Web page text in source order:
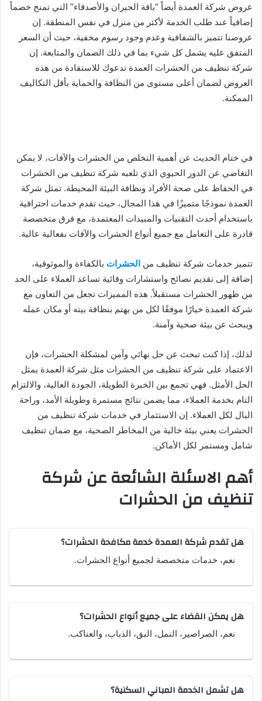
عروض شركة العمدة أيضاً “باقة الجيران والأصدقاء” التي تمنح خصماً
إضافياً عند طلب الخدمة لأكثر من منزل في نفس المنطقة. إن
عروضنا تتميز بالشفافية وعدم وجود رسوم مخفية، حيث أن السعر
المتفق عليه يشمل كل شيء بما في ذلك الضمان والمتابعة. إن
شركة تنظيف من الحشرات العمدة تدعوك للاستفادة من هذه
العروض لضمان أعلى مستوى من النظافة والحماية بأقل التكاليف
الممكنة.
في ختام الحديث عن أهمية التخلص من الحشرات والآفات، لا يمكن
التغاضي عن الدور الحيوي الذي تلعبه شركة تنظيف من الحشرات
في الحفاظ على صحة الأفراد ونظافة البيئة المحيطة. تمثل شركة
العمدة نموذجًا متميزًا في هذا المجال، حيث تقدم خدمات احترافية
باستخدام أحدث التقنيات والمبيدات المعتمدة، مع فرق متخصصة
قادرة على التعامل مع جميع أنواع الحشرات والآفات بفعالية عالية.
تتميز خدمات شركة تنظيف من الحشرات بالكفاءة والموثوقية،
إضافة إلى تقديم نصائح واستشارات وقائية تساعد العملاء على الحد
من ظهور الحشرات مستقبلاً. هذه المميزات تجعل من التعاون مع
شركة العمدة خيارًا موفقًا لكل من يهتم بنظافة بيته أو مكان عمله
ويبحث عن بيئة صحية وآمنة.
لذلك، إذا كنت تبحث عن حل نهائي وآمن لمشكلة الحشرات، فإن
الاعتماد على شركة تنظيف من الحشرات مثل شركة العمدة يمثل
الحل الأمثل. فهي تجمع بين الخبرة الطويلة، الجودة العالية، والالتزام
التام بخدمة العملاء، مما يضمن نتائج مستمرة وطويلة الأمد، وراحة
البال لكل العملاء. إن الاستثمار في خدمات شركة تنظيف من
الحشرات يعني بيئة خالية من المخاطر الصحية، مع ضمان تنظيف
شامل ومستمر لكل الأماكن.
أهم الاسئلة الشائعة عن شركة
تنظيف من الحشرات
هل تقدم شركة العمدة خدمة مكافحة الحشرات؟
نعم، خدمات متخصصة لجميع أنواع الحشرات.
هل يمكن القضاء على جميع أنواع الحشرات؟
نعم، الصراصير، النمل، البق، الذباب، والعناكب.
هل تشمل الخدمة المباني السكنية؟